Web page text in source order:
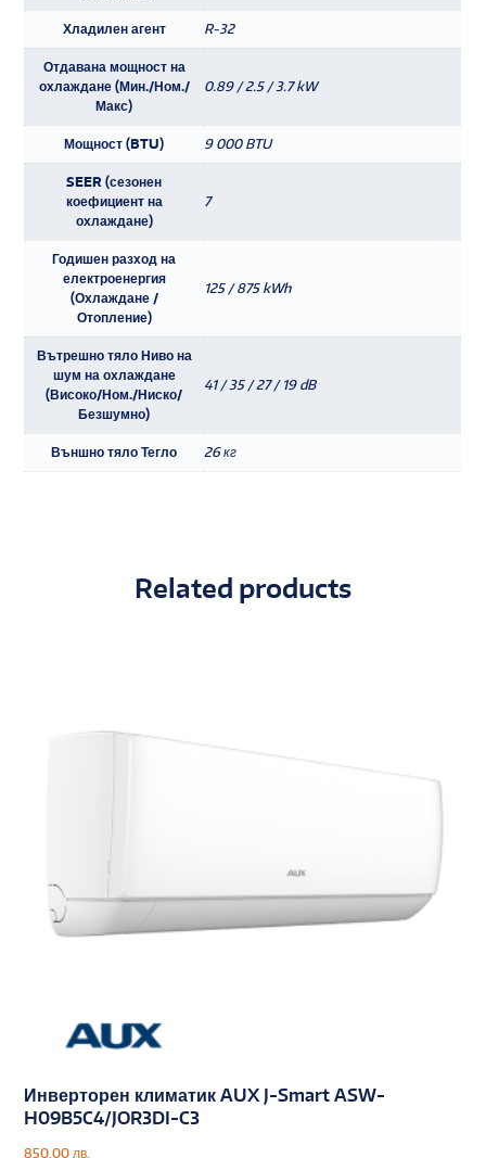
Хладилен агент R-32
Отдавана мощност на
охлаждане (Мин./Ном./
Макс)
0.89 / 2.5 / 3.7 kW
Мощност (BTU) 9 000 BTU
SEER (сезонен
коефициент на
охлаждане)
7
Годишен разход на
електроенергия
(Охлаждане /
Отопление)
125 / 875 kWh
Вътрешно тяло Ниво на
шум на охлаждане
(Високо/Ном./Ниско/
Безшумно)
41 / 35 / 27 / 19 dB
Външно тяло Тегло 26 кг
Related products
Инверторен климатик AUX J-Smart ASW-
H09B5C4/JOR3DI-C3
850.00 лв.